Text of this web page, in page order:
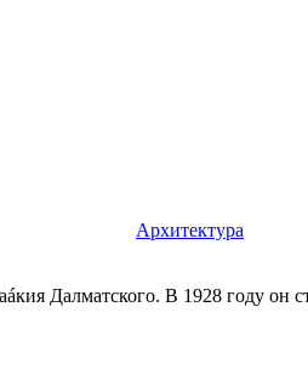
Архитектура
Далматского. В 1928 году он